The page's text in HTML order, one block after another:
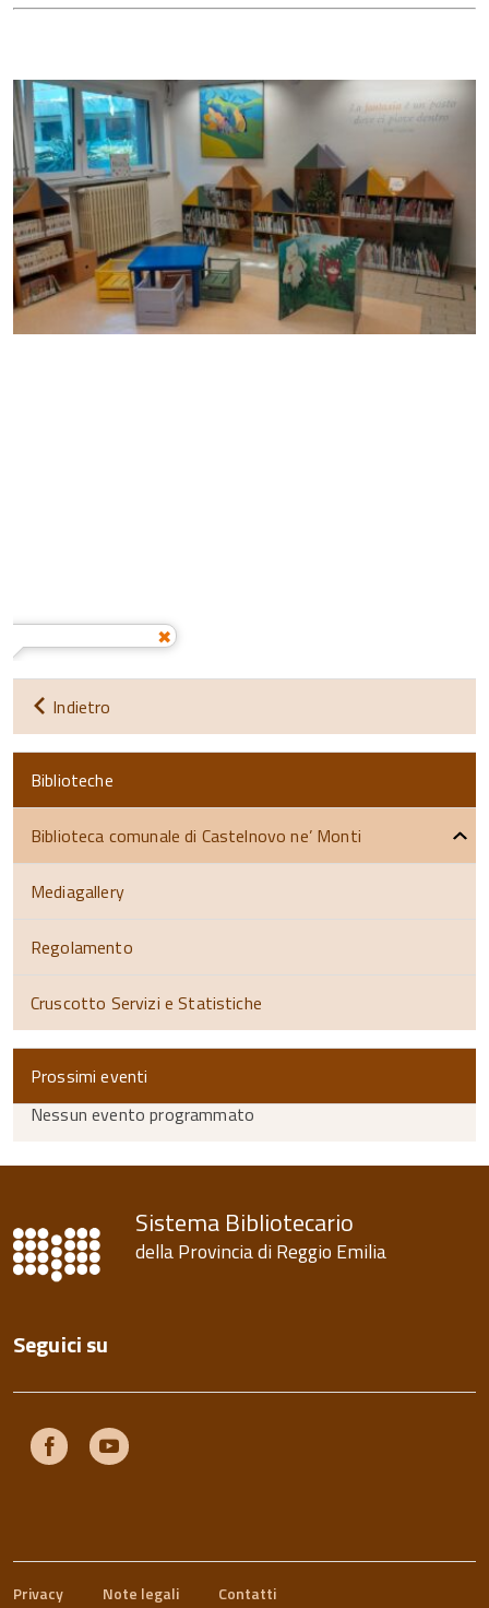
Indietro
Biblioteche
Biblioteca comunale di Castelnovo ne’ Monti
Mediagallery
Regolamento
Cruscotto Servizi e Statistiche
Prossimi eventi
Nessun evento programmato
all'inizio
Sistema Bibliotecario
della Provincia di Reggio Emilia
Seguici su
Facebook
Privacy Note legali Contatti